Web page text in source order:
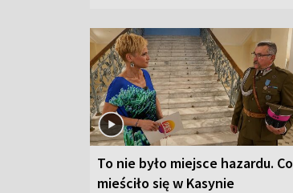
To nie było miejsce hazardu. Co
mieściło się w Kasynie